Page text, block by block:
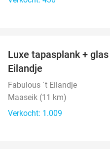
Luxe tapasplank +
Eilandje
Fabulous ´t Eilandje
Maaseik (11 km)
Verkocht: 1.009